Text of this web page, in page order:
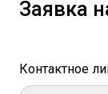
Заявка
Контактное